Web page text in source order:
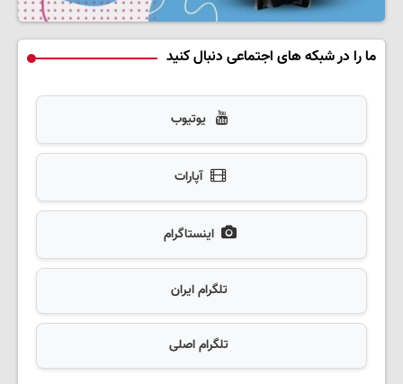
ما را در شبکه های اجتماعی دنبال کنید
یوتیوب
آپارات
اینستاگرام
تلگرام ایران
تلگرام اصلی